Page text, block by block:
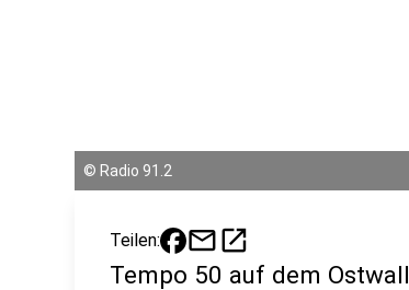
© Radio 91.2
Teilen: mailopen_in_new
Tempo 50 auf dem Ostwall